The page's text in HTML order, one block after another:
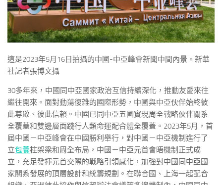
這是2023年5月16日拍攝的中國-中亞峰會新聞中間內景。新華
社記者張博文攝
30多年來，中國同中亞國家政治互信持續深化，推動友愛來往
繼往開來。面對動蕩復雜的國際形勢，中國與中亞伙伴始終彼
此尊敬、彼此信賴。中國已同中亞五國實現周全戰略伙伴關系
全覆蓋和雙邊層面踐行人類命運配合體全覆蓋。2023年5月，首
屆中國－中亞峰會在中國勝利舉行，對中國－中亞機制進行了
立包養柱架梁和周全布局，中國－中亞元首會晤機制正式成
立，充足發揮元首交際的戰略引領感化，加強對中國同中亞國
家關系發展的頂層設計和統籌規劃。在聯合國、上海一起配合